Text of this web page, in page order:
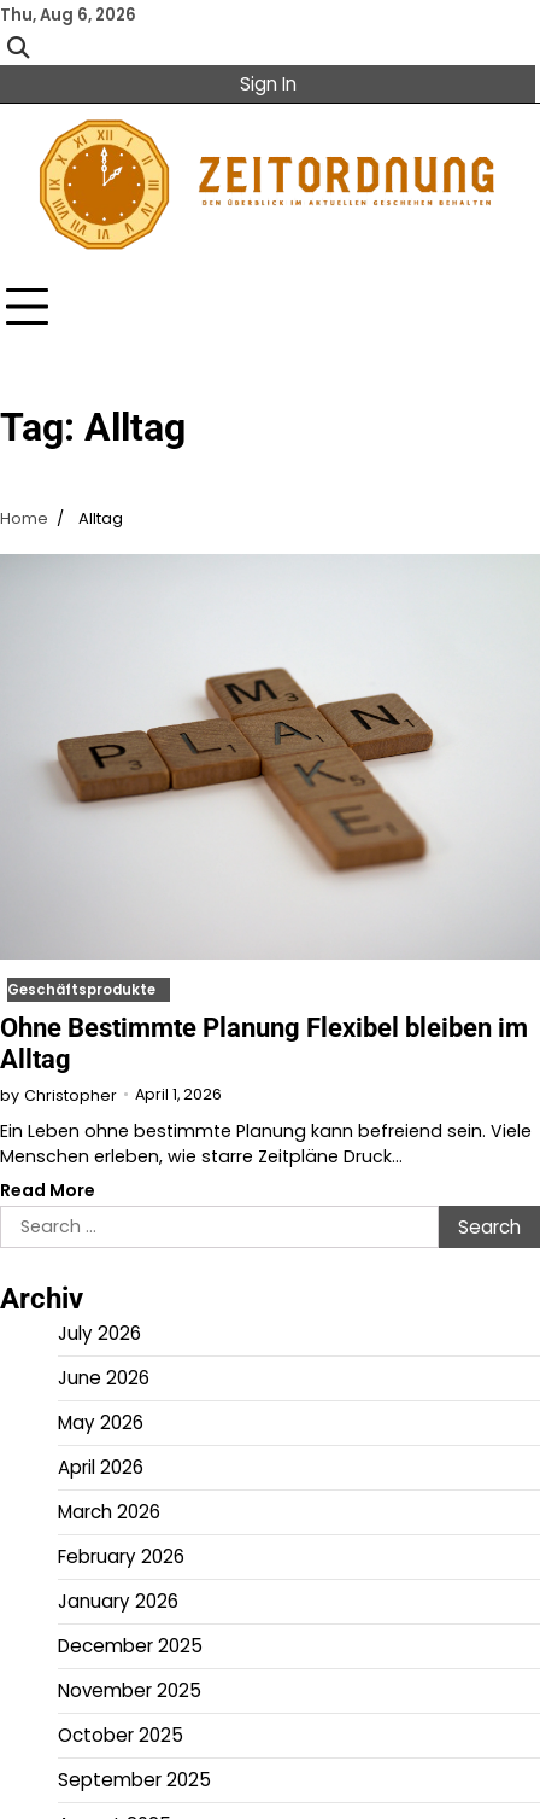
Skip
to
content
Thu, Aug 6, 2026
Sign In
Tag: Alltag
Home Alltag
Geschäftsprodukte
Ohne Bestimmte Planung Flexibel bleiben im
Alltag
by Christopher April 1, 2026
Ein Leben ohne bestimmte Planung kann befreiend sein. Viele
Menschen erleben, wie starre Zeitpläne Druck…
Read More
Search
for:
Archiv
July 2026
June 2026
May 2026
April 2026
March 2026
February 2026
January 2026
December 2025
November 2025
October 2025
September 2025